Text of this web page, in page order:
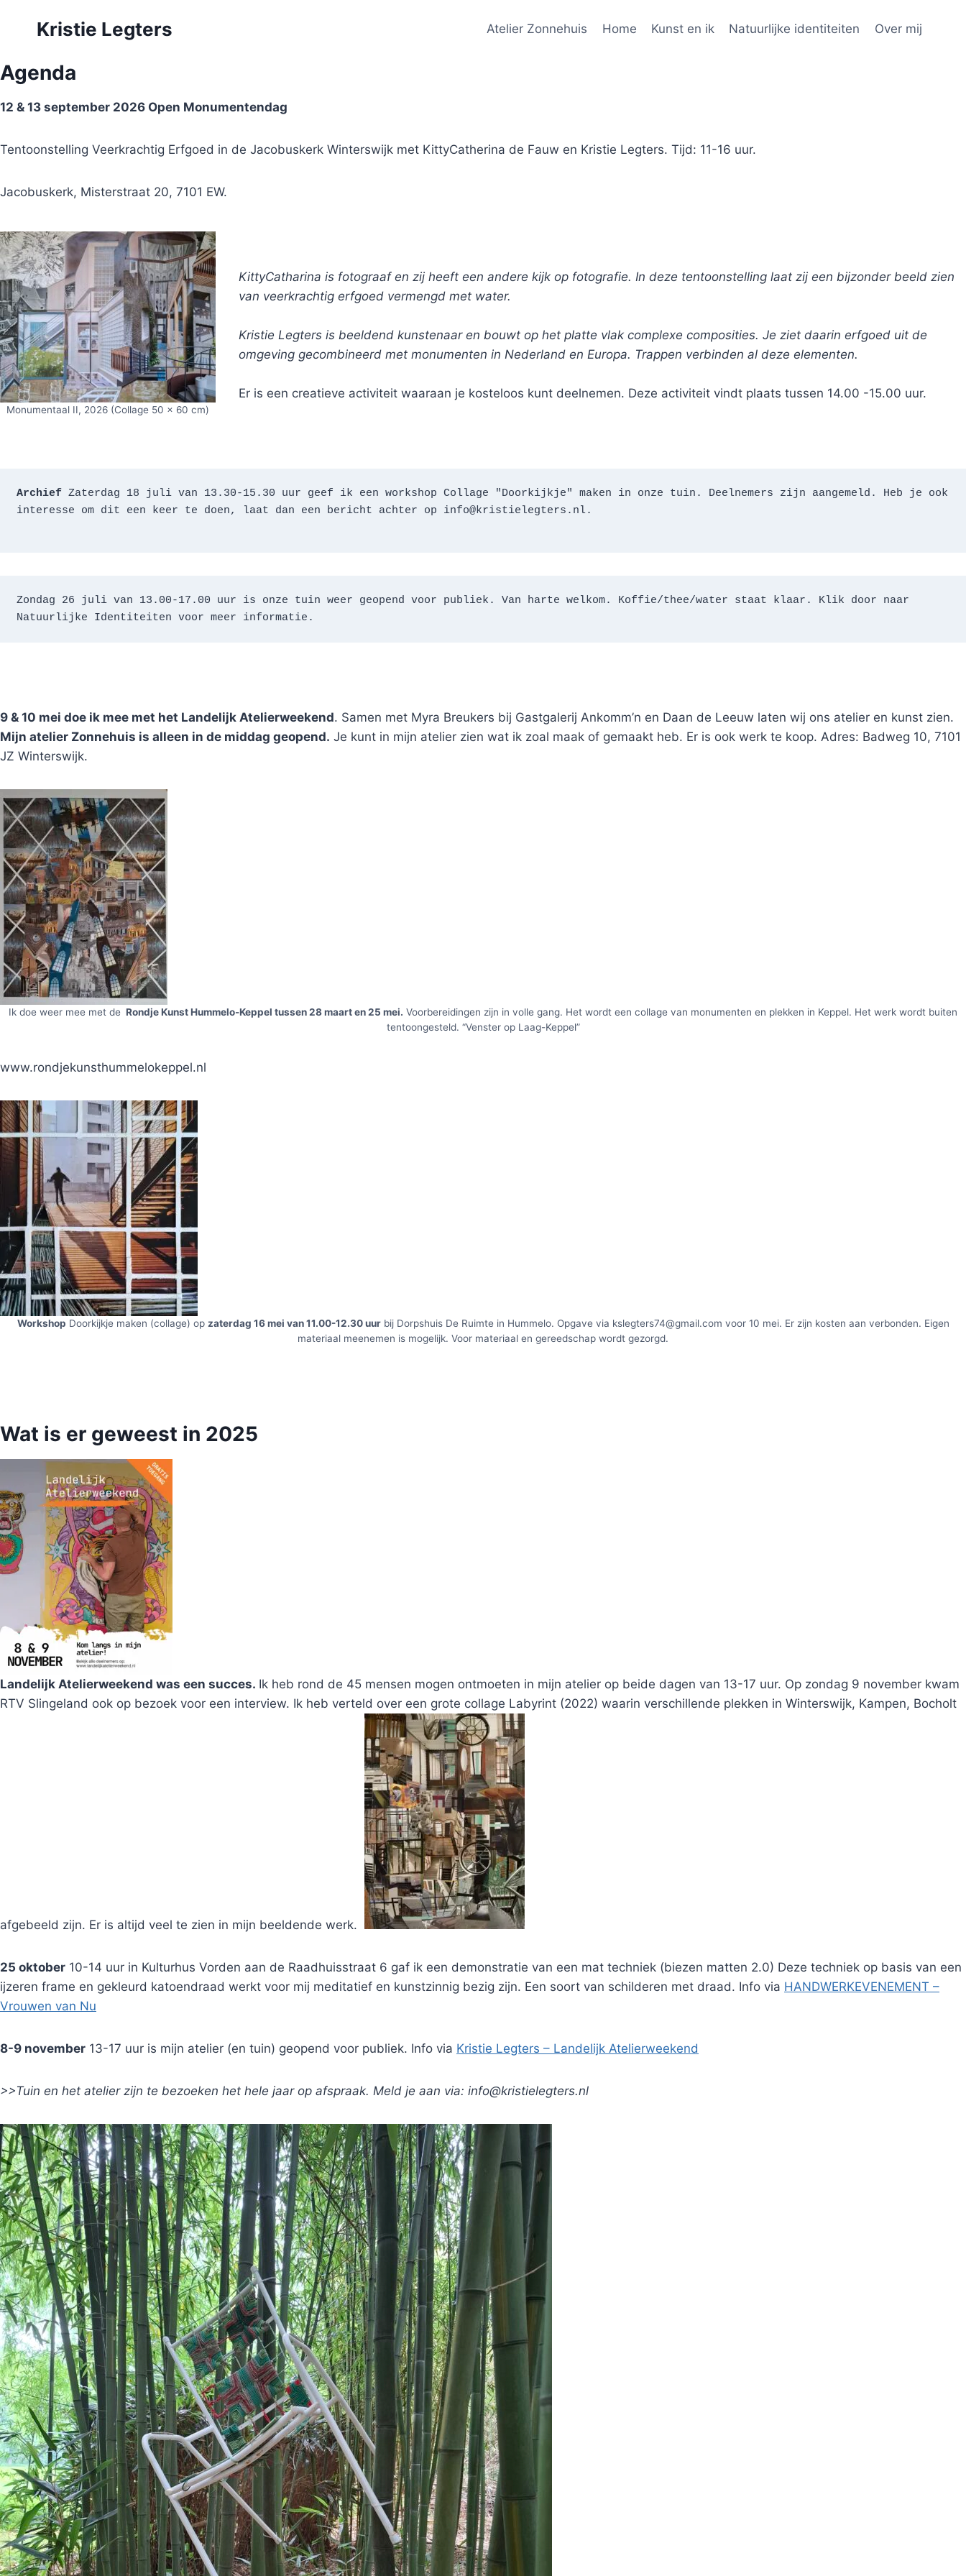
Kristie Legters Atelier Zonnehuis Home Kunst en ik Natuurlijke identiteiten Over mij
Agenda
12 & 13 september 2026 Open Monumentendag
Tentoonstelling Veerkrachtig Erfgoed in de Jacobuskerk Winterswijk met KittyCatherina de Fauw en Kristie Legters. Tijd: 11-16 uur.
Jacobuskerk, Misterstraat 20, 7101 EW.
Monumentaal II, 2026 (Collage 50 x 60 cm)
KittyCatharina is fotograaf en zij heeft een andere kijk op fotografie. In deze tentoonstelling laat zij een bijzonder beeld zien
van veerkrachtig erfgoed vermengd met water.
Kristie Legters is beeldend kunstenaar en bouwt op het platte vlak complexe composities. Je ziet daarin erfgoed uit de
omgeving gecombineerd met monumenten in Nederland en Europa. Trappen verbinden al deze elementen.
Er is een creatieve activiteit waaraan je kosteloos kunt deelnemen. Deze activiteit vindt plaats tussen 14.00 -15.00 uur.
Archief Zaterdag 18 juli van 13.30-15.30 uur geef ik een workshop Collage "Doorkijkje" maken in onze tuin. Deelnemers zijn aangemeld. Heb je ook
interesse om dit een keer te doen, laat dan een bericht achter op info@kristielegters.nl.
Zondag 26 juli van 13.00-17.00 uur is onze tuin weer geopend voor publiek. Van harte welkom. Koffie/thee/water staat klaar. Klik door naar
Natuurlijke Identiteiten voor meer informatie.
9 & 10 mei doe ik mee met het Landelijk Atelierweekend. Samen met Myra Breukers bij Gastgalerij Ankomm’n en Daan de Leeuw laten wij ons atelier en kunst zien.
Mijn atelier Zonnehuis is alleen in de middag geopend. Je kunt in mijn atelier zien wat ik zoal maak of gemaakt heb. Er is ook werk te koop. Adres: Badweg 10, 7101
JZ Winterswijk.
Ik doe weer mee met de Rondje Kunst Hummelo-Keppel tussen 28 maart en 25 mei. Voorbereidingen zijn in volle gang. Het wordt een collage van monumenten en plekken in Keppel. Het werk wordt buiten
tentoongesteld. “Venster op Laag-Keppel”
www.rondjekunsthummelokeppel.nl
Workshop Doorkijkje maken (collage) op zaterdag 16 mei van 11.00-12.30 uurbij Dorpshuis De Ruimte in Hummelo. Opgave via kslegters74@gmail.com voor 10 mei. Er zijn kosten aan verbonden. Eigen
materiaal meenemen is mogelijk. Voor materiaal en gereedschap wordt gezorgd.
Wat is er geweest in 2025
Landelijk Atelierweekend was een succes. Ik heb rond de 45 mensen mogen ontmoeten in mijn atelier op beide dagen van 13-17 uur. Op zondag 9 november kwam
RTV Slingeland ook op bezoek voor een interview. Ik heb verteld over een grote collage Labyrint (2022) waarin verschillende plekken in Winterswijk, Kampen, Bocholt
afgebeeld zijn. Er is altijd veel te zien in mijn beeldende werk.
25 oktober 10-14 uur in Kulturhus Vorden aan de Raadhuisstraat 6 gaf ik een demonstratie van een mat techniek (biezen matten 2.0) Deze techniek op basis van een
ijzeren frame en gekleurd katoendraad werkt voor mij meditatief en kunstzinnig bezig zijn. Een soort van schilderen met draad. Info via HANDWERKEVENEMENT –
Vrouwen van Nu
8-9 november 13-17 uur is mijn atelier (en tuin) geopend voor publiek. Info via Kristie Legters – Landelijk Atelierweekend
>>Tuin en het atelier zijn te bezoeken het hele jaar op afspraak. Meld je aan via: info@kristielegters.nl